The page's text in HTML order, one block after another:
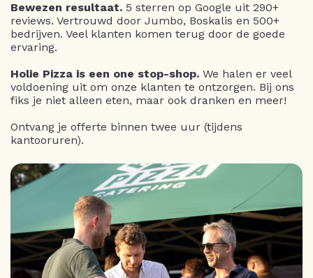
Bewezen resultaat. 5 sterren op Google uit 290+
reviews. Vertrouwd door Jumbo, Boskalis en 500+
bedrijven. Veel klanten komen terug door de goede
ervaring.
Holie Pizza is een one stop-shop. We halen er veel
voldoening uit om onze klanten te ontzorgen. Bij ons
fiks je niet alleen eten, maar ook dranken en meer!
Ontvang je offerte binnen twee uur (tijdens
kantooruren).